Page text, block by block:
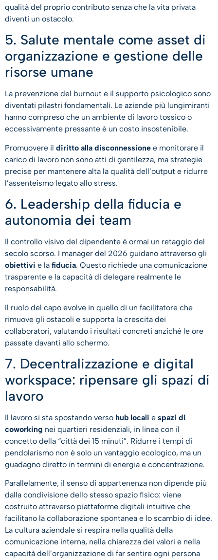
qualità del proprio contributo senza che la vita privata
diventi un ostacolo.
5. Salute mentale come asset di
organizzazione e gestione delle
risorse umane
La prevenzione del burnout e il supporto psicologico sono
diventati pilastri fondamentali. Le aziende più lungimiranti
hanno compreso che un ambiente di lavoro tossico o
eccessivamente pressante è un costo insostenibile.
Promuovere il diritto alla disconnessione e monitorare il
carico di lavoro non sono atti di gentilezza, ma strategie
precise per mantenere alta la qualità dell’output e ridurre
l’assenteismo legato allo stress.
6. Leadership della fiducia e
autonomia dei team
Il controllo visivo del dipendente è ormai un retaggio del
secolo scorso. I manager del 2026 guidano attraverso gli
obiettivi e la fiducia. Questo richiede una comunicazione
trasparente e la capacità di delegare realmente le
responsabilità.
Il ruolo del capo evolve in quello di un facilitatore che
rimuove gli ostacoli e supporta la crescita dei
collaboratori, valutando i risultati concreti anziché le ore
passate davanti allo schermo.
7. Decentralizzazione e digital
workspace: ripensare gli spazi di
lavoro
Il lavoro si sta spostando verso hub locali e spazi di
coworking nei quartieri residenziali, in linea con il
concetto della “città dei 15 minuti”. Ridurre i tempi di
pendolarismo non è solo un vantaggio ecologico, ma un
guadagno diretto in termini di energia e concentrazione.
Parallelamente, il senso di appartenenza non dipende più
dalla condivisione dello stesso spazio fisico: viene
costruito attraverso piattaforme digitali intuitive che
facilitano la collaborazione spontanea e lo scambio di idee.
La cultura aziendale si respira nella qualità della
comunicazione interna, nella chiarezza dei valori e nella
capacità dell’organizzazione di far sentire ogni persona